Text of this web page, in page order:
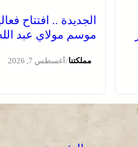
الجديدة .. افتتاح
موسم مولاي عبد الله
مملكتنا/أغسطس 7, 2026